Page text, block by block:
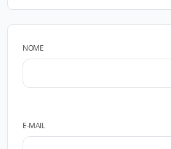
NOME
E-MAIL